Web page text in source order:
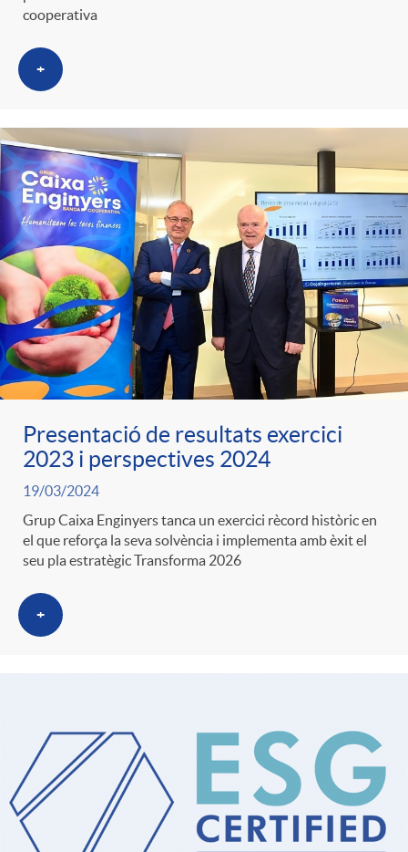
cooperativa
+
Presentació de resultats exercici
2023 i perspectives 2024
19/03/2024
Grup Caixa Enginyers tanca un exercici rècord històric en
el que reforça la seva solvència i implementa amb èxit el
seu pla estratègic Transforma 2026
+